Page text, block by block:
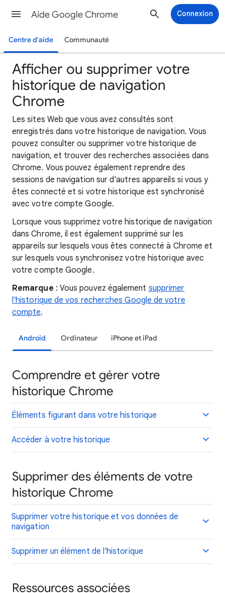
Aide Google Chrome Connexion
Centre d'aide Communauté
Afficher ou supprimer votre
historique de navigation
Chrome
Les sites Web que vous avez consultés sont
enregistrés dans votre historique de navigation. Vous
pouvez consulter ou supprimer votre historique de
navigation, et trouver des recherches associées dans
Chrome. Vous pouvez également reprendre des
sessions de navigation sur d'autres appareils si vous y
êtes connecté et si votre historique est synchronisé
avec votre compte Google.
Lorsque vous supprimez votre historique de navigation
dans Chrome, il est également supprimé sur les
appareils sur lesquels vous êtes connecté à Chrome et
sur lesquels vous synchronisez votre historique avec
votre compte Google.
Remarque : Vous pouvez également supprimer
l'historique de vos recherches Google de votre
compte.
Android Ordinateur iPhone et iPad
Comprendre et gérer votre
historique Chrome
Éléments figurant dans votre historique
Accéder à votre historique
Supprimer des éléments de votre
historique Chrome
Supprimer votre historique et vos données de
navigation
Supprimer un élément de l'historique
Ressources associées